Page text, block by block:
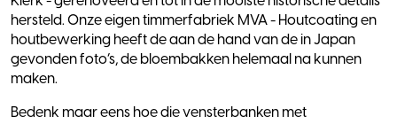
hersteld. Onze eigen timmerfabriek MVA - Houtcoating en
houtbewerking heeft de aan de hand van de in Japan
gevonden foto’s, de bloembakken helemaal na kunnen
maken.
Bedenk maar eens hoe die vensterbanken met